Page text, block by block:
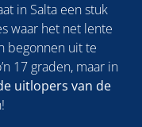
in Salta een stuk
waar het net lente
begonnen uit te
17 graden, maar in
uitlopers van de